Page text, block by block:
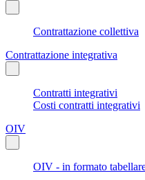
Contrattazione collettiva
Contrattazione integrativa
Contratti integrativi
Costi contratti integrativi
OIV
OIV - in formato